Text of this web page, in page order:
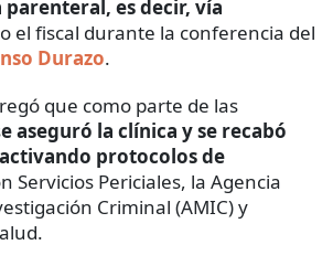
es decir, vía
el fiscal durante la conferencia del
Durazo.
que como parte de las
e aseguró la clínica y se recabó
protocolos de
Servicios Periciales, la Agencia
Criminal (AMIC) y